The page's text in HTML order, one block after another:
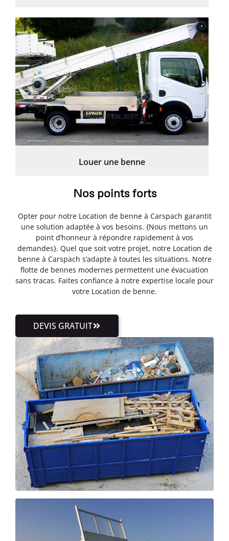
Louer une benne
Nos points forts
Opter pour notre Location de benne à Carspach garantit
une solution adaptée à vos besoins. {Nous mettons un
point d’honneur à répondre rapidement à vos
demandes}. Quel que soit votre projet, notre Location de
benne à Carspach s’adapte à toutes les situations. Notre
flotte de bennes modernes permettent une évacuation
sans tracas. Faites confiance à notre expertise locale pour
votre Location de benne.
DEVIS GRATUIT